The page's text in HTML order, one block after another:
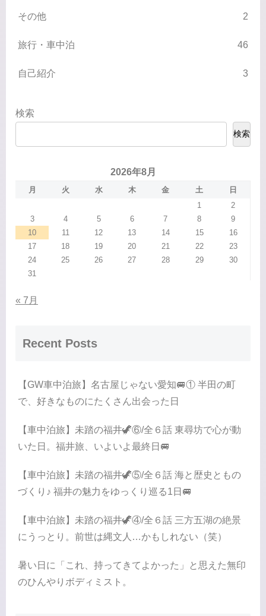
その他 2
旅行・車中泊 46
自己紹介 3
検索
検索
2026年8月
月 火 水 木 金 土
日
1
2
3
4 5 6 7 8
9
10
11 12 13 14 15
16
17
18 19 20 21 22
23
24
25 26 27 28 29
30
31
« 7月
Recent Posts
【GW車中泊旅】名古屋じゃない愛知🚐① 半田の町
で、好きなものにたくさん出会った日
【車中泊旅】未踏の福井🦖⑥/全６話 東尋坊で心が動
いた日。福井旅、いよいよ最終日🚐
【車中泊旅】未踏の福井🦖⑤/全６話 海と歴史ともの
づくり♪ 福井の魅力をゆっくり巡る1日🚐
【車中泊旅】未踏の福井🦖④/全６話 三方五湖の絶景
にうっとり。前世は縄文人…かもしれない（笑）
暑い日に「これ、持ってきてよかった」と思えた無印
のひんやりボディミスト。